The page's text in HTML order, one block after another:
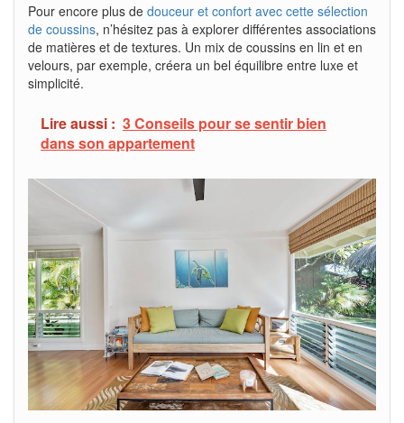
Pour encore plus de douceur et confort avec cette sélection
de coussins, n’hésitez pas à explorer différentes associations
de matières et de textures. Un mix de coussins en lin et en
velours, par exemple, créera un bel équilibre entre luxe et
simplicité.
Lire aussi : 3 Conseils pour se sentir bien
dans son appartement